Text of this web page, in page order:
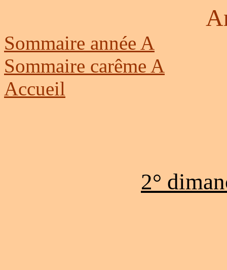
Sommaire année A
Sommaire carême A
Accueil
2°